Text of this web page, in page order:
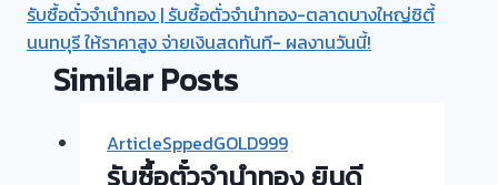
รับซื้อตั๋วจำนำทอง | รับซื้อตั่วจำนำทอง-ตลาดบางใหญ่ซิตี้
นนทบุรี ให้ราคาสูง จ่ายเงินสดทันที- ผลงานวันนี้!
Similar Posts
ArticleSppedGOLD999
รับซื้อตั๋วจำนำทอง ยินดี